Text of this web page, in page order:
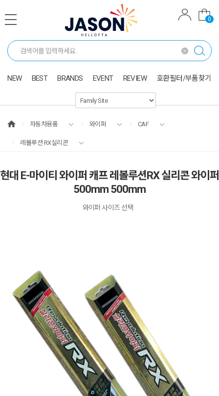
0
NEW BEST BRANDS EVENT REVIEW 호환필터/부품찾기
자동차용품 와이퍼 CAF
레볼루션 RX실리콘
현대 E-마이티 와이퍼 캐프 레볼루션RX 실리콘 와이퍼
500mm 500mm
와이퍼 사이즈 선택